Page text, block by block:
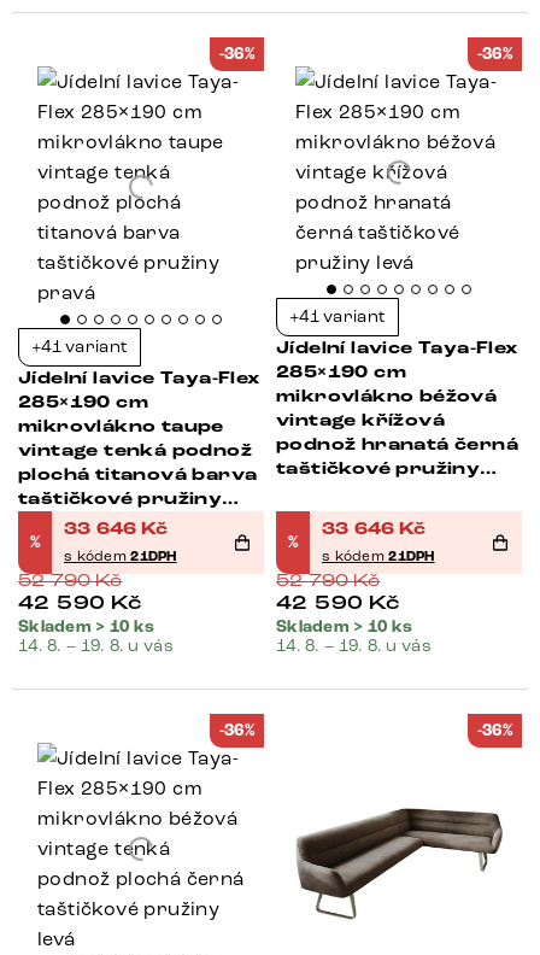
-36%
+41 variant
Jídelní lavice Taya-Flex
285×190 cm
mikrovlákno taupe
vintage tenká podnož
plochá titanová barva
taštičkové pružiny
pravá
%
33 646 Kč
s kódem21DPH
52 790Kč
42 590 Kč
Skladem > 10 ks
14. 8. – 19. 8. u vás
-36%
+41 variant
Jídelní lavice Taya-Flex
285×190 cm
mikrovlákno béžová
vintage křížová
podnož hranatá černá
taštičkové pružiny
%
33 646 Kč
s kódem21DPH
52 790Kč
42 590 Kč
Skladem > 10 ks
14. 8. – 19. 8. u vás
-36% -36%